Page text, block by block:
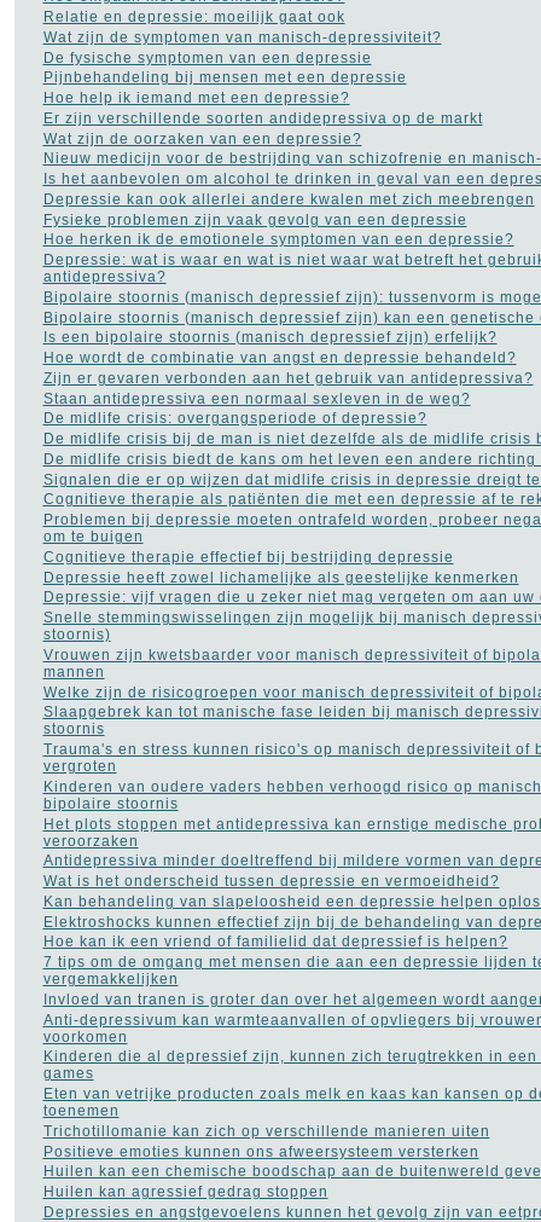
Relatie en depressie: moeilijk gaat ook
Wat zijn de symptomen van manisch-depressiviteit?
De fysische symptomen van een depressie
Pijnbehandeling bij mensen met een depressie
Hoe help ik iemand met een depressie?
Er zijn verschillende soorten andidepressiva op de markt
Wat zijn de oorzaken van een depressie?
Nieuw medicijn voor de bestrijding van schizofrenie en
Is het aanbevolen om alcohol te drinken in geval van een
Depressie kan ook allerlei andere kwalen met zich meebrengen
Fysieke problemen zijn vaak gevolg van een depressie
Hoe herken ik de emotionele symptomen van een depressie?
Depressie: wat is waar en wat is niet waar wat betreft het
antidepressiva?
Bipolaire stoornis (manisch depressief zijn): tussenvorm is
Bipolaire stoornis (manisch depressief zijn) kan een genetische
Is een bipolaire stoornis (manisch depressief zijn) erfelijk?
Hoe wordt de combinatie van angst en depressie behandeld?
Zijn er gevaren verbonden aan het gebruik van antidepressiva?
Staan antidepressiva een normaal sexleven in de weg?
De midlife crisis: overgangsperiode of depressie?
De midlife crisis bij de man is niet dezelfde als de midlife crisis
De midlife crisis biedt de kans om het leven een andere
Signalen die er op wijzen dat midlife crisis in depressie dreigt
Cognitieve therapie als patiënten die met een depressie af te
Problemen bij depressie moeten ontrafeld worden, probeer
om te buigen
Cognitieve therapie effectief bij bestrijding depressie
Depressie heeft zowel lichamelijke als geestelijke kenmerken
Depressie: vijf vragen die u zeker niet mag vergeten om aan
Snelle stemmingswisselingen zijn mogelijk bij manisch
stoornis)
Vrouwen zijn kwetsbaarder voor manisch depressiviteit of
mannen
Welke zijn de risicogroepen voor manisch depressiviteit of
Slaapgebrek kan tot manische fase leiden bij manisch
stoornis
Trauma's en stress kunnen risico's op manisch depressiviteit of
vergroten
Kinderen van oudere vaders hebben verhoogd risico op
bipolaire stoornis
Het plots stoppen met antidepressiva kan ernstige medische
veroorzaken
Antidepressiva minder doeltreffend bij mildere vormen van
Wat is het onderscheid tussen depressie en vermoeidheid?
Kan behandeling van slapeloosheid een depressie helpen
Elektroshocks kunnen effectief zijn bij de behandeling van
Hoe kan ik een vriend of familielid dat depressief is helpen?
7 tips om de omgang met mensen die aan een depressie lijden
vergemakkelijken
Invloed van tranen is groter dan over het algemeen wordt
Anti-depressivum kan warmteaanvallen of opvliegers bij
voorkomen
Kinderen die al depressief zijn, kunnen zich terugtrekken in
games
Eten van vetrijke producten zoals melk en kaas kan kansen op
toenemen
Trichotillomanie kan zich op verschillende manieren uiten
Positieve emoties kunnen ons afweersysteem versterken
Huilen kan een chemische boodschap aan de buitenwereld
Huilen kan agressief gedrag stoppen
Depressies en angstgevoelens kunnen het gevolg zijn van